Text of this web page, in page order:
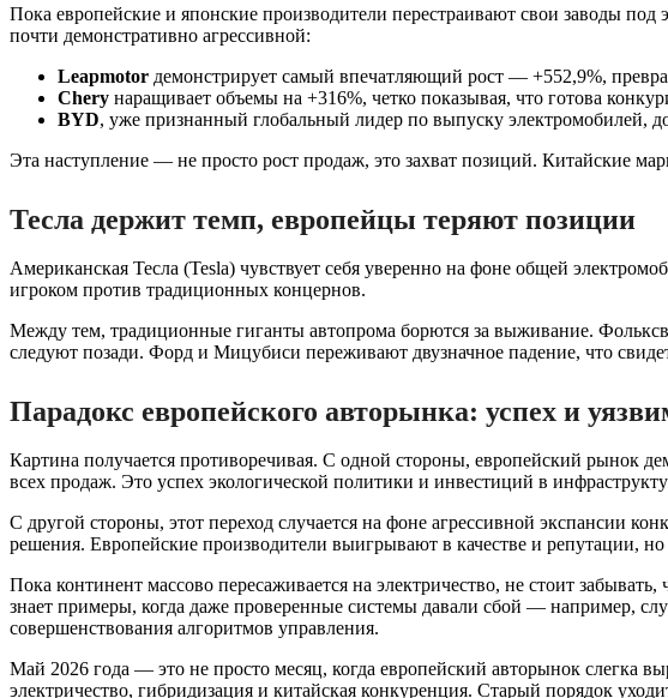
Пока европейские и японские производители перестраивают свои заводы
почти демонстративно агрессивной:
Leapmotor демонстрирует самый впечатляющий рост — +552,9%,
Chery наращивает объемы на +316%, четко показывая, что готова
BYD, уже признанный глобальный лидер по выпуску электромобилей,
Эта наступление — не просто рост продаж, это захват позиций. Китайские
Тесла держит темп, европейцы теряют позиции
Американская Тесла (Tesla) чувствует себя уверенно на фоне общей
игроком против традиционных концернов.
Между тем, традиционные гиганты автопрома борются за выживание.
следуют позади. Форд и Мицубиси переживают двузначное падение, что
Парадокс европейского авторынка: успех и
Картина получается противоречивая. С одной стороны, европейский рынок
всех продаж. Это успех экологической политики и инвестиций в
С другой стороны, этот переход случается на фоне агрессивной экспансии
решения. Европейские производители выигрывают в качестве и репутации,
Пока континент массово пересаживается на электричество, не стоит
знает примеры, когда даже проверенные системы давали сбой — например,
совершенствования алгоритмов управления.
Май 2026 года — это не просто месяц, когда европейский авторынок слегка
электричество, гибридизация и китайская конкуренция. Старый порядок